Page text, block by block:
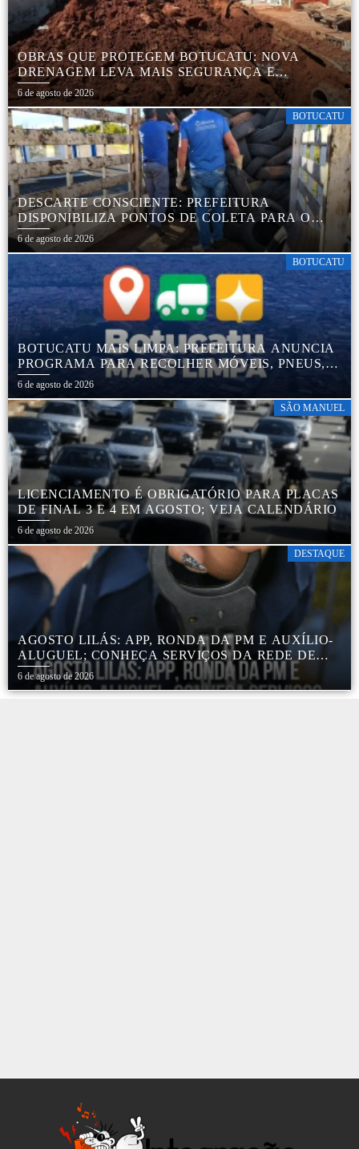
OBRAS QUE PROTEGEM BOTUCATU: NOVA
DRENAGEM LEVA MAIS SEGURANÇA E
TRANQUILIDADE AOS MORADORES DA COHAB
5
6 de agosto de 2026
BOTUCATU
DESCARTE CONSCIENTE: PREFEITURA
DISPONIBILIZA PONTOS DE COLETA PARA O
DESCARTE AMBIENTALMENTE CORRETO DE
PNEUS, GARANTINDO DESTINAÇÃO ADEQUADA
E PRESERVAÇÃO AMBIENTAL
6 de agosto de 2026
BOTUCATU
BOTUCATU MAIS LIMPA: PREFEITURA ANUNCIA
PROGRAMA PARA RECOLHER MÓVEIS, PNEUS,
COLCHÕES E OUTROS MATERIAIS SEM USO
6 de agosto de 2026
SÃO MANUEL
LICENCIAMENTO É OBRIGATÓRIO PARA PLACAS
DE FINAL 3 E 4 EM AGOSTO; VEJA CALENDÁRIO
6 de agosto de 2026
DESTAQUE
AGOSTO LILÁS: APP, RONDA DA PM E AUXÍLIO-
ALUGUEL; CONHEÇA SERVIÇOS DA REDE DE
PROTEÇÃO ÀS MULHERES NO ESTADO DE SP
6 de agosto de 2026